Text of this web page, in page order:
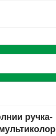
ручка-